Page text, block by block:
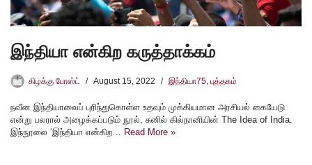
இந்தியா என்கிற கருத்தாக்கம்
கிழக்கு போஸ்ட் August 15, 2022 இந்தியா75 புத்தகம்
நவீன இந்தியாவைப் புரிந்துகொள்ள உதவும் முக்கியமான அரசியல் கையேடு
என்று பலரால் அழைக்கப்படும் நூல், சுனில் கில்நானியின் The Idea of India.
இந்நூலை ‘இந்தியா என்கிற…
Read More »